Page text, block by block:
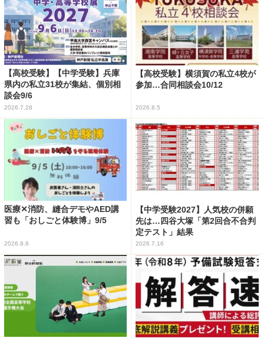
【高校受験】【中学受験】兵庫
県内の私立31校が集結、個別相
談会9/6
2026.7.28
【高校受験】横須賀の私立4校が
参加…合同相談会10/12
2026.8.5
医療✕消防、縫合デモやAED講
習も「おしごと体験博」9/5
2026.8.6
【中学受験2027】人気校の併願
先は…四谷大塚「第2回合不合判
定テスト」結果
2026.7.16